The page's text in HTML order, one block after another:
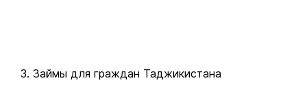
Займы для граждан Таджикистана